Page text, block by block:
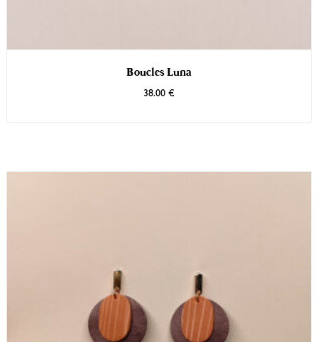
Boucles Luna
38.00 €